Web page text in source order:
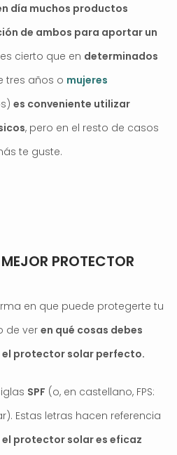
día muchos productos
de ambos para aportar un
es cierto que en determinados
tres años o mujeres
es conveniente utilizar
, pero en el resto de casos
te guste.
PROTECTOR
en que puede protegerte tu
de veren qué cosas debes
el protector solar perfecto.
SPF (o, en castellano, FPS:
Estas letras hacen referencia
protector solar es eficaz